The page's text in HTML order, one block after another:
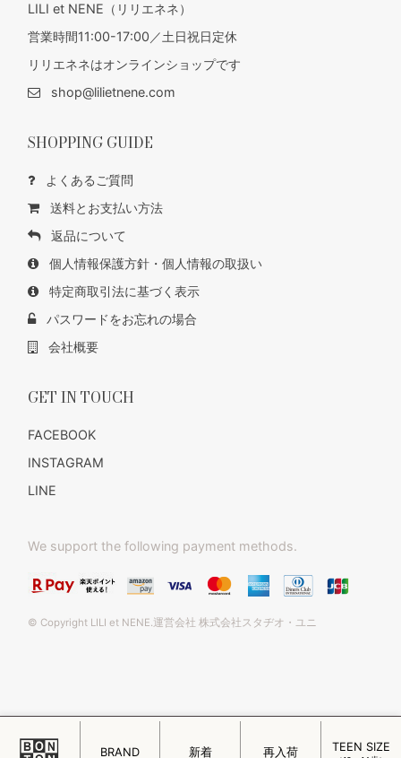
BRAND 新着 再入荷 TEEN SIZE
LILI et NENE（リリエネネ）
営業時間11:00-17:00／土日祝日定休
リリエネネはオンラインショップです
shop@lilietnene.com
SHOPPING GUIDE
よくあるご質問
送料とお支払い方法
返品について
個人情報保護方針・個人情報の取扱い
特定商取引法に基づく表示
パスワードをお忘れの場合
会社概要
GET IN TOUCH
FACEBOOK
INSTAGRAM
LINE
We support the following payment methods.
© Copyright LILI et NENE.運営会社 株式会社スタヂオ・ユニ
このページをPC用に切り替え